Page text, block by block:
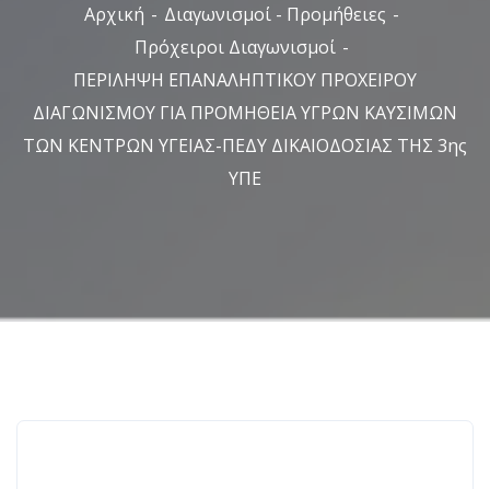
Αρχική
Διαγωνισμοί - Προμήθειες
Πρόχειροι Διαγωνισμοί
ΠΕΡΙΛΗΨΗ ΕΠΑΝΑΛΗΠΤΙΚΟΥ ΠΡΟΧΕΙΡΟΥ
ΔΙΑΓΩΝΙΣΜΟΥ ΓΙΑ ΠΡΟΜΗΘΕΙΑ ΥΓΡΩΝ ΚΑΥΣΙΜΩΝ
ΤΩΝ ΚΕΝΤΡΩΝ ΥΓΕΙΑΣ-ΠΕΔΥ ΔΙΚΑΙΟΔΟΣΙΑΣ ΤΗΣ 3ης
ΥΠΕ